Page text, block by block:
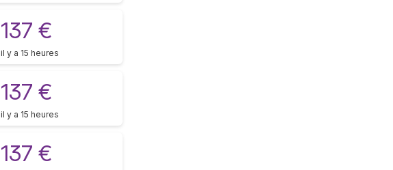
137 €
il y a 15 heures
137 €
il y a 15 heures
137 €